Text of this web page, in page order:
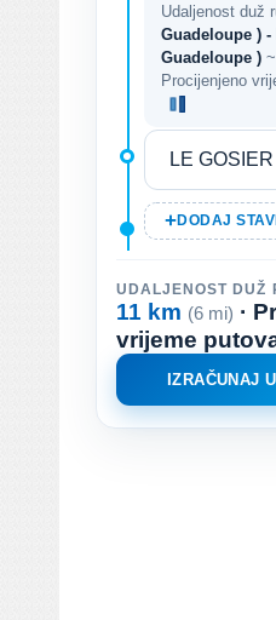
Udaljenost duž
Guadeloupe )
Guadeloupe ) ~
Procijenjeno
DODAJ
UDALJENOST DUŽ
11 km (6 mi) ·
vrijeme
IZRAČUNAJ